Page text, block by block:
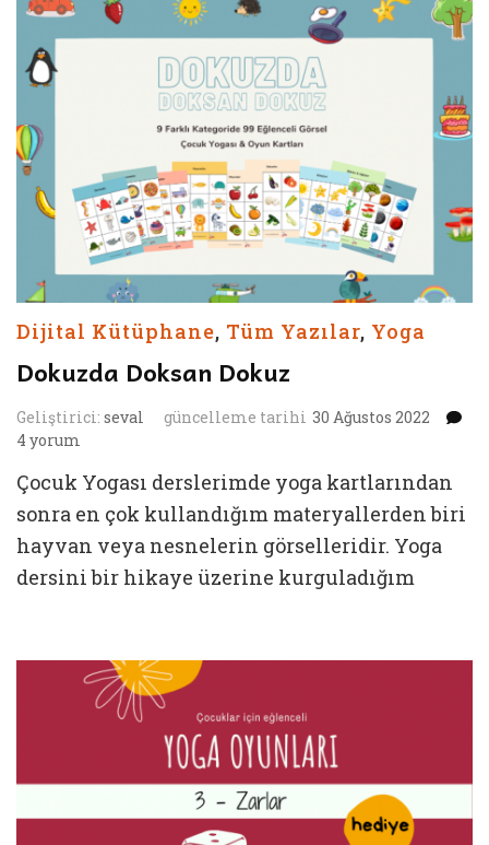
Dijital Kütüphane, Tüm Yazılar, Yoga
Dokuzda Doksan Dokuz
Geliştirici: seval güncelleme tarihi 30 Ağustos 2022
4 yorum
Çocuk Yogası derslerimde yoga kartlarından
sonra en çok kullandığım materyallerden biri
hayvan veya nesnelerin görselleridir. Yoga
dersini bir hikaye üzerine kurguladığım